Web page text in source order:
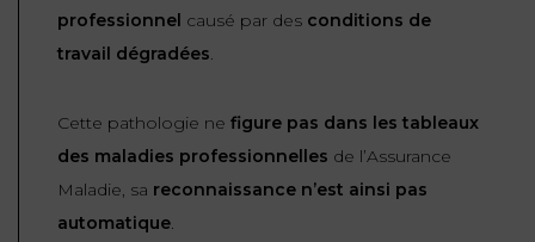
professionnel causé par des conditions de
travail dégradées.
Cette pathologie ne figure pas dans les tableaux
des maladies professionnelles de l’Assurance
Maladie, sa reconnaissance n’est ainsi pas
automatique.